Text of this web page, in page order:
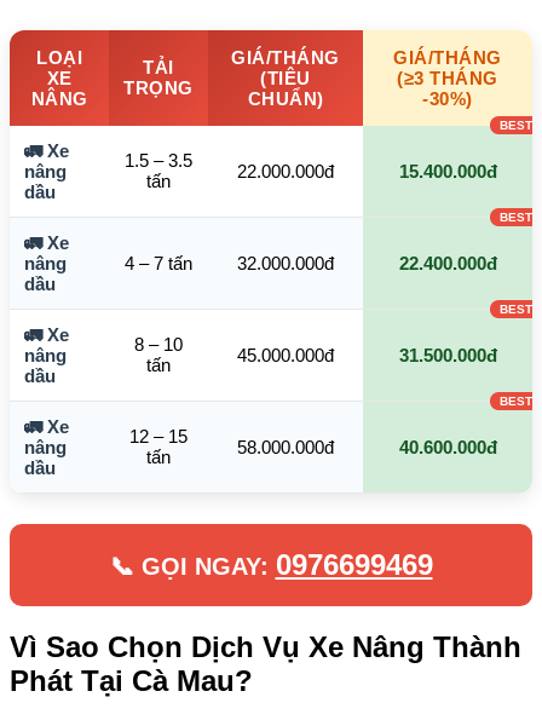
LOẠI
XE
NÂNG
TẢI
TRỌNG
GIÁ/THÁNG
(TIÊU
CHUẨN)
GIÁ/THÁNG
(≥3 THÁNG
-30%)
🚛 Xe
nâng
dầu
1.5 – 3.5
tấn
22.000.000đ 15.400.000đ
🚛 Xe
nâng
dầu
4 – 7 tấn 32.000.000đ 22.400.000đ
🚛 Xe
nâng
dầu
8 – 10
tấn
45.000.000đ 31.500.000đ
🚛 Xe
nâng
dầu
12 – 15
tấn
58.000.000đ 40.600.000đ
📞 GỌI NGAY: 0976699469
Vì Sao Chọn Dịch Vụ Xe Nâng Thành
Phát Tại Cà Mau?